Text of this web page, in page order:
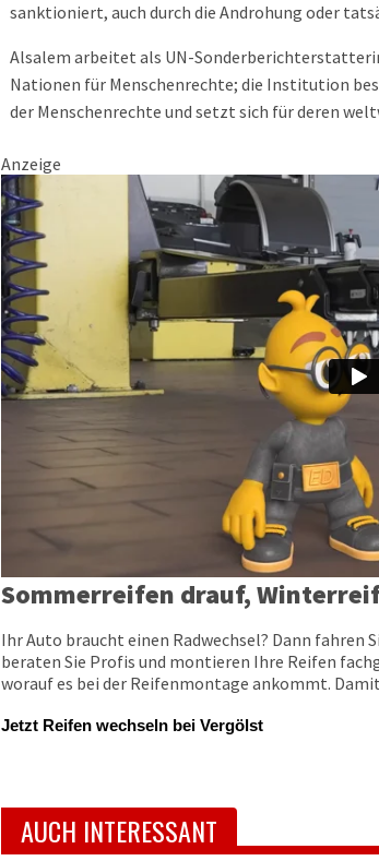
sanktioniert, auch durch die Androhung oder
Alsalem arbeitet als UN-
Nationen für Menschenrechte; die Institution
der Menschenrechte und setzt sich für deren
Anzeige
Sommerreifen drauf,
Ihr Auto braucht einen Radwechsel? Dann fahren
beraten Sie Profis und montieren Ihre Reifen
worauf es bei der Reifenmontage ankommt.
Jetzt Reifen wechseln bei Vergölst
AUCH INTERESSANT